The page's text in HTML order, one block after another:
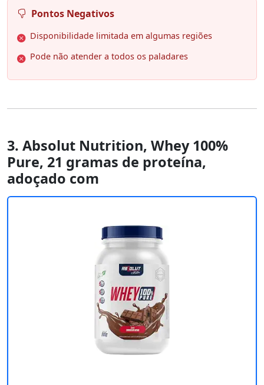
Pontos Negativos
Disponibilidade limitada em algumas regiões
Pode não atender a todos os paladares
3. Absolut Nutrition, Whey 100%
Pure, 21 gramas de proteína,
adoçado com